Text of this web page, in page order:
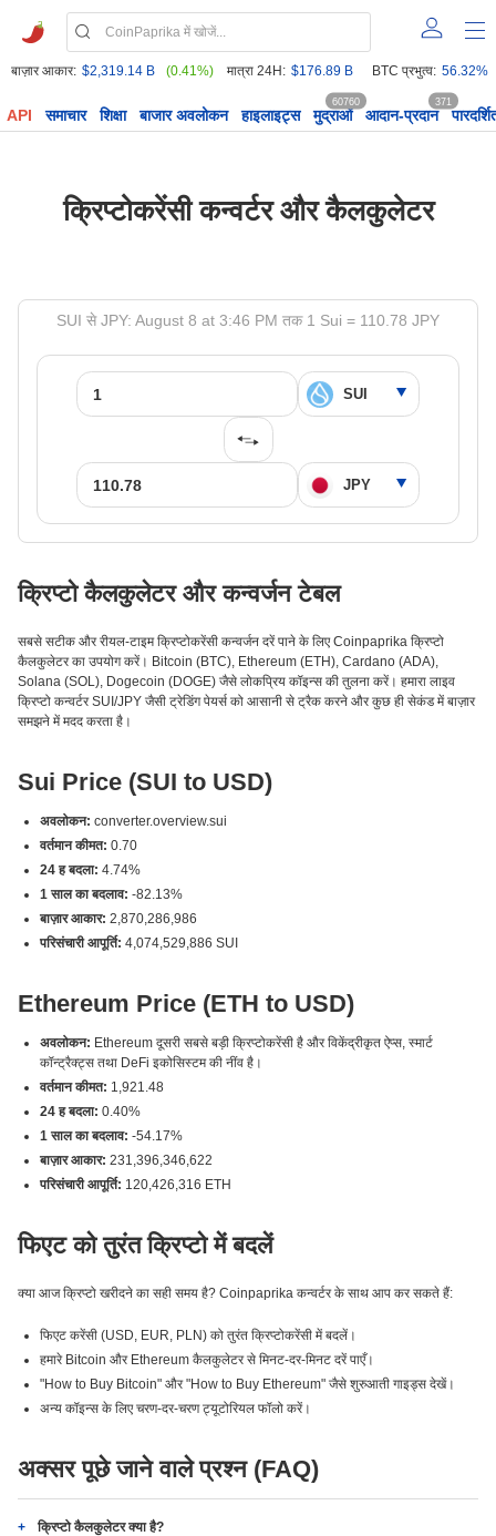
बाज़ार आकार: $2,319.14 B (0.41%) मात्रा 24H: $176.89 B BTC प्रभुत्व: 56.32%
API समाचार शिक्षा बाजार अवलोकन हाइलाइट्स मुद्राओं
60760
आदान-प्रदान
371
क्रिप्टोकरेंसी कन्वर्टर और कैलकुलेटर
SUI से JPY: August 8 at 3:46 PM तक 1 Sui = 110.78 JPY
क्रिप्टो कैलकुलेटर और कन्वर्जन टेबल
सबसे सटीक और रीयल-टाइम क्रिप्टोकरेंसी कन्वर्जन दरें पाने के लिए Coinpaprika क्रिप्टो
कैलकुलेटर का उपयोग करें। Bitcoin (BTC), Ethereum (ETH), Cardano (ADA),
Solana (SOL), Dogecoin (DOGE) जैसे लोकप्रिय कॉइन्स की तुलना करें। हमारा लाइव
क्रिप्टो कन्वर्टर SUI/JPY जैसी ट्रेडिंग पेयर्स को आसानी से ट्रैक करने और कुछ ही सेकंड में बाज़ार
समझने में मदद करता है।
Sui Price (SUI to USD)
अवलोकन: converter.overview.sui
वर्तमान कीमत: 0.70
24 ह बदला: 4.74%
1 साल का बदलाव: -82.13%
बाज़ार आकार: 2,870,286,986
परिसंचारी आपूर्ति: 4,074,529,886 SUI
Ethereum Price (ETH to USD)
अवलोकन: Ethereum दूसरी सबसे बड़ी क्रिप्टोकरेंसी है और विकेंद्रीकृत ऐप्स, स्मार्ट
कॉन्ट्रैक्ट्स तथा DeFi इकोसिस्टम की नींव है।
वर्तमान कीमत: 1,921.48
24 ह बदला: 0.40%
1 साल का बदलाव: -54.17%
बाज़ार आकार: 231,396,346,622
परिसंचारी आपूर्ति: 120,426,316 ETH
फिएट को तुरंत क्रिप्टो में बदलें
क्या आज क्रिप्टो खरीदने का सही समय है? Coinpaprika कन्वर्टर के साथ आप कर सकते हैं:
फिएट करेंसी (USD, EUR, PLN) को तुरंत क्रिप्टोकरेंसी में बदलें।
हमारे Bitcoin और Ethereum कैलकुलेटर से मिनट-दर-मिनट दरें पाएँ।
"How to Buy Bitcoin" और "How to Buy Ethereum" जैसे शुरुआती गाइड्स देखें।
अन्य कॉइन्स के लिए चरण-दर-चरण ट्यूटोरियल फॉलो करें।
अक्सर पूछे जाने वाले प्रश्न (FAQ)
क्रिप्टो कैलकुलेटर क्या है?